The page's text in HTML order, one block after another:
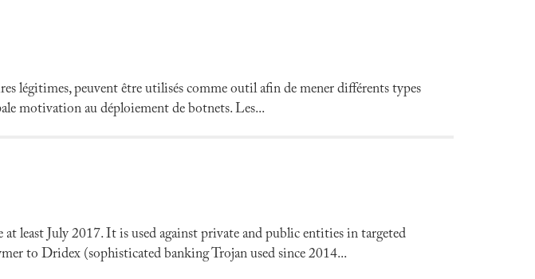
légitimes, peuvent être utilisés comme outil afin de mener différents types
motivation au déploiement de botnets. Les...
least July 2017. It is used against private and public entities in targeted
to Dridex (sophisticated banking Trojan used since 2014...